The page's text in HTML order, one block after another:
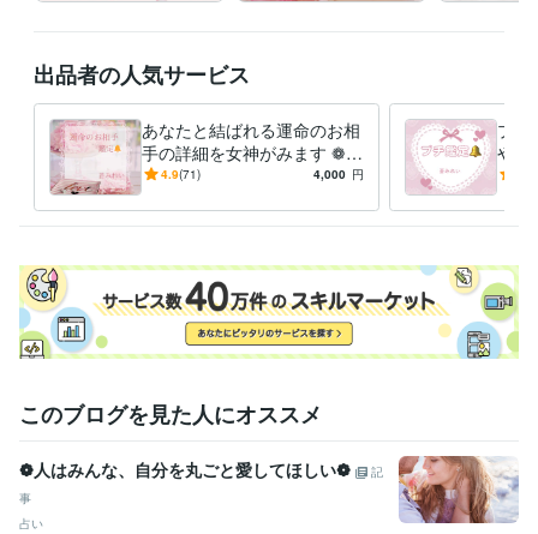
出品者の人気サービス
あなたと結ばれる運命のお相
手の詳細を女神がみます ❁メ
ッセージ版❁恋愛❁結婚❁出
4.9(71) 4,000 円
プチ
やカ
分
このブログを見た人にオススメ
❁人はみんな、自分を丸ごと愛してほしい❁
記
事
占い